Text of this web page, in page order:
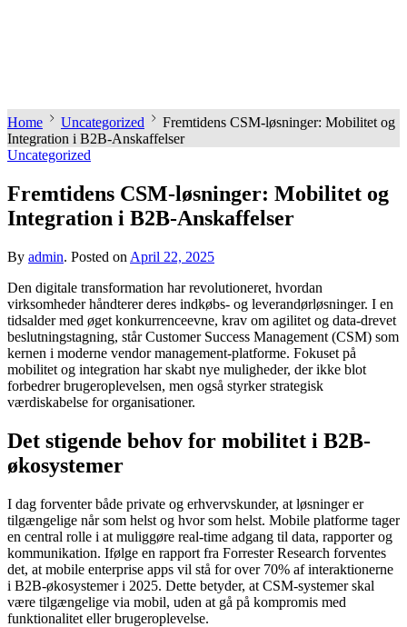
Home Uncategorized
Fremtidens CSM-løsninger: Mobilitet og
Integration i B2B-Anskaffelser
Uncategorized
Fremtidens CSM-løsninger: Mobilitet og
Integration i B2B-Anskaffelser
By admin. Posted on April 22, 2025
Den digitale transformation har revolutioneret, hvordan
virksomheder håndterer deres indkøbs- og leverandørløsninger. I en
tidsalder med øget konkurrenceevne, krav om agilitet og data-drevet
beslutningstagning, står Customer Success Management (CSM) som
kernen i moderne vendor management-platforme. Fokuset på
mobilitet og integration har skabt nye muligheder, der ikke blot
forbedrer brugeroplevelsen, men også styrker strategisk
værdiskabelse for organisationer.
Det stigende behov for mobilitet i B2B-
økosystemer
I dag forventer både private og erhvervskunder, at løsninger er
tilgængelige når som helst og hvor som helst. Mobile platforme tager
en central rolle i at muliggøre real-time adgang til data, rapporter og
kommunikation. Ifølge en rapport fra Forrester Research forventes
det, at mobile enterprise apps vil stå for over 70% af interaktionerne
i B2B-økosystemer i 2025. Dette betyder, at CSM-systemer skal
være tilgængelige via mobil, uden at gå på kompromis med
funktionalitet eller brugeroplevelse.